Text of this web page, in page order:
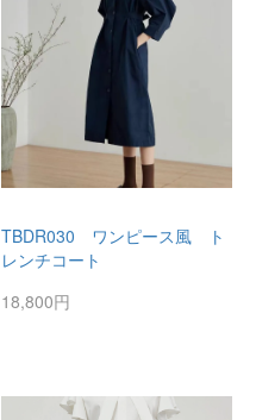
TBDR030 ワンピース風 ト
レンチコート
18,800円